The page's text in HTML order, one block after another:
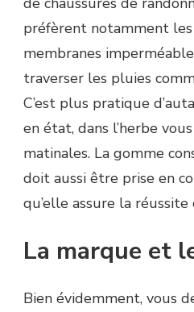
préfèrent notamment les
membranes
traverser les pluies
C’est plus pratique
en état, dans l’herbe
matinales. La gomme
doit aussi être prise en
qu’elle assure la
La marque et
Bien évidemment, vous